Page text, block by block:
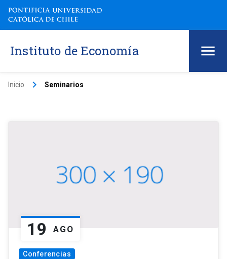
Instituto de Economía
Inicio keyboard_arrow_right Seminarios
19 AGO
Conferencias